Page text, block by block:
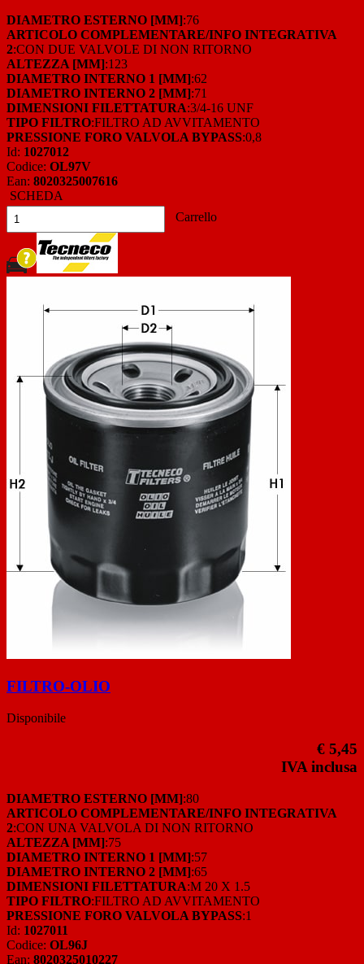
DIAMETRO ESTERNO [MM]:76
ARTICOLO COMPLEMENTARE/INFO INTEGRATIVA
2:CON DUE VALVOLE DI NON RITORNO
ALTEZZA [MM]:123
DIAMETRO INTERNO 1 [MM]:62
DIAMETRO INTERNO 2 [MM]:71
DIMENSIONI FILETTATURA:3/4-16 UNF
TIPO FILTRO:FILTRO AD AVVITAMENTO
PRESSIONE FORO VALVOLA BYPASS:0,8
Id: 1027012
Codice: OL97V
Ean: 8020325007616
SCHEDA
Carrello
FILTRO-OLIO
Disponibile
€ 5,45
IVA inclusa
DIAMETRO ESTERNO [MM]:80
ARTICOLO COMPLEMENTARE/INFO INTEGRATIVA
2:CON UNA VALVOLA DI NON RITORNO
ALTEZZA [MM]:75
DIAMETRO INTERNO 1 [MM]:57
DIAMETRO INTERNO 2 [MM]:65
DIMENSIONI FILETTATURA:M 20 X 1.5
TIPO FILTRO:FILTRO AD AVVITAMENTO
PRESSIONE FORO VALVOLA BYPASS:1
Id: 1027011
Codice: OL96J
Ean: 8020325010227